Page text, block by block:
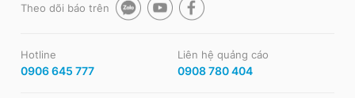
Theo dõi báo trên
Hotline
0906 645 777
Liên hệ quảng cáo
0908 780 404